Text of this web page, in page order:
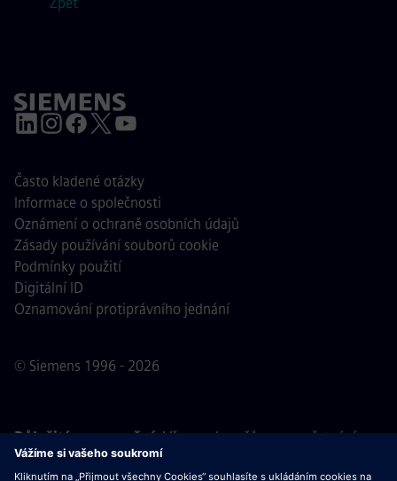
© Siemens 1996 - 2026
Často kladené otázky
Informace o společnosti
Oznámení o ochraně osobních údajů
Zásady používání souborů cookie
Podmínky použití
Digitální ID
Oznamování protiprávního jednání
Důležité upozornění:Všem uchazečům o zaměstnání,
kteří se k nám chtějí připojit, oznamujeme, že společnost